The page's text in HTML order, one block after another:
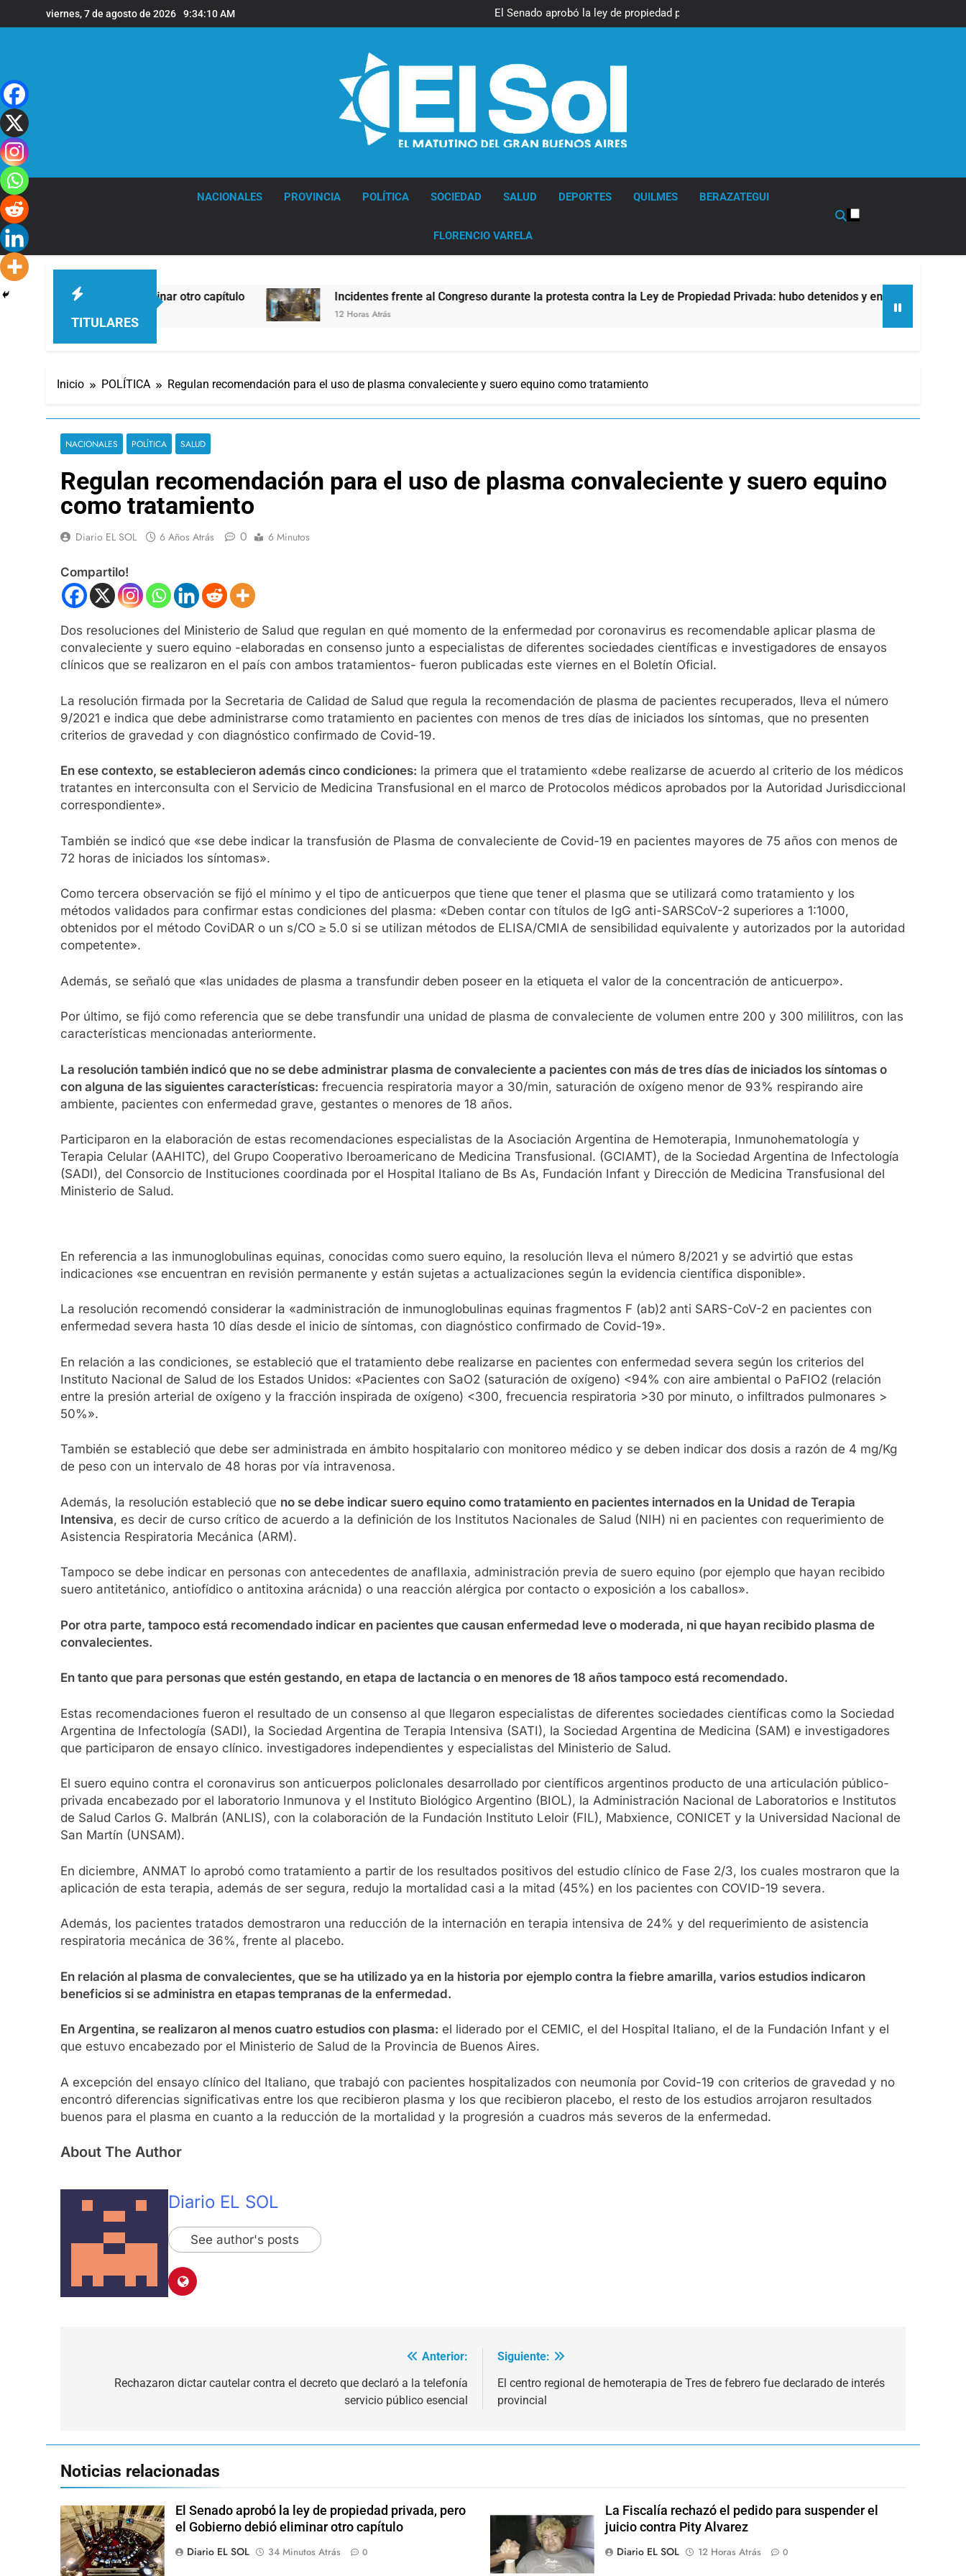
al
viernes, 7 de agosto de 2026 9:34:10 AM
El Senado aprobó la ley de propiedad privada,
pero el Gobierno debió eliminar otro capítulo
NACIONALES PROVINCIA POLÍTICA SOCIEDAD SALUD DEPORTES QUILMES BERAZATEGUI
FLORENCIO VARELA
TITULARES
debió eliminar otro capítulo Incidentes frente al Congreso durante la protesta contra la Ley de Propiedad Privada: hubo detenidos y enfrentamientos
12 Horas Atrás
Inicio POLÍTICA Regulan recomendación para el uso de plasma convaleciente y suero equino como tratamiento
NACIONALES POLÍTICA SALUD
Regulan recomendación para el uso de plasma convaleciente y suero equino
como tratamiento
Diario EL SOL 6 Años Atrás 0 6 Minutos
Compartilo!
Dos resoluciones del Ministerio de Salud que regulan en qué momento de la enfermedad por coronavirus es recomendable aplicar plasma de
convaleciente y suero equino -elaboradas en consenso junto a especialistas de diferentes sociedades científicas e investigadores de ensayos
clínicos que se realizaron en el país con ambos tratamientos- fueron publicadas este viernes en el Boletín Oficial.
La resolución firmada por la Secretaria de Calidad de Salud que regula la recomendación de plasma de pacientes recuperados, lleva el número
9/2021 e indica que debe administrarse como tratamiento en pacientes con menos de tres días de iniciados los síntomas, que no presenten
criterios de gravedad y con diagnóstico confirmado de Covid-19.
En ese contexto, se establecieron además cinco condiciones: la primera que el tratamiento «debe realizarse de acuerdo al criterio de los médicos
tratantes en interconsulta con el Servicio de Medicina Transfusional en el marco de Protocolos médicos aprobados por la Autoridad Jurisdiccional
correspondiente».
También se indicó que «se debe indicar la transfusión de Plasma de convaleciente de Covid-19 en pacientes mayores de 75 años con menos de
72 horas de iniciados los síntomas».
Como tercera observación se fijó el mínimo y el tipo de anticuerpos que tiene que tener el plasma que se utilizará como tratamiento y los
métodos validados para confirmar estas condiciones del plasma: «Deben contar con títulos de IgG anti-SARSCoV-2 superiores a 1:1000,
obtenidos por el método CoviDAR o un s/CO ≥ 5.0 si se utilizan métodos de ELISA/CMIA de sensibilidad equivalente y autorizados por la autoridad
competente».
Además, se señaló que «las unidades de plasma a transfundir deben poseer en la etiqueta el valor de la concentración de anticuerpo».
Por último, se fijó como referencia que se debe transfundir una unidad de plasma de convaleciente de volumen entre 200 y 300 mililitros, con las
características mencionadas anteriormente.
La resolución también indicó que no se debe administrar plasma de convaleciente a pacientes con más de tres días de iniciados los síntomas o
con alguna de las siguientes características: frecuencia respiratoria mayor a 30/min, saturación de oxígeno menor de 93% respirando aire
ambiente, pacientes con enfermedad grave, gestantes o menores de 18 años.
Participaron en la elaboración de estas recomendaciones especialistas de la Asociación Argentina de Hemoterapia, Inmunohematología y
Terapia Celular (AAHITC), del Grupo Cooperativo Iberoamericano de Medicina Transfusional. (GCIAMT), de la Sociedad Argentina de Infectología
(SADI), del Consorcio de Instituciones coordinada por el Hospital Italiano de Bs As, Fundación Infant y Dirección de Medicina Transfusional del
Ministerio de Salud.
En referencia a las inmunoglobulinas equinas, conocidas como suero equino, la resolución lleva el número 8/2021 y se advirtió que estas
indicaciones «se encuentran en revisión permanente y están sujetas a actualizaciones según la evidencia científica disponible».
La resolución recomendó considerar la «administración de inmunoglobulinas equinas fragmentos F (ab)2 anti SARS-CoV-2 en pacientes con
enfermedad severa hasta 10 días desde el inicio de síntomas, con diagnóstico confirmado de Covid-19».
En relación a las condiciones, se estableció que el tratamiento debe realizarse en pacientes con enfermedad severa según los criterios del
Instituto Nacional de Salud de los Estados Unidos: «Pacientes con SaO2 (saturación de oxígeno) <94% con aire ambiental o PaFIO2 (relación
entre la presión arterial de oxígeno y la fracción inspirada de oxígeno) <300, frecuencia respiratoria >30 por minuto, o infiltrados pulmonares >
50%».
También se estableció que debe ser administrada en ámbito hospitalario con monitoreo médico y se deben indicar dos dosis a razón de 4 mg/Kg
de peso con un intervalo de 48 horas por vía intravenosa.
Además, la resolución estableció que no se debe indicar suero equino como tratamiento en pacientes internados en la Unidad de Terapia
Intensiva, es decir de curso crítico de acuerdo a la definición de los Institutos Nacionales de Salud (NIH) ni en pacientes con requerimiento de
Asistencia Respiratoria Mecánica (ARM).
Tampoco se debe indicar en personas con antecedentes de anafIlaxia, administración previa de suero equino (por ejemplo que hayan recibido
suero antitetánico, antiofídico o antitoxina arácnida) o una reacción alérgica por contacto o exposición a los caballos».
Por otra parte, tampoco está recomendado indicar en pacientes que causan enfermedad leve o moderada, ni que hayan recibido plasma de
convalecientes.
En tanto que para personas que estén gestando, en etapa de lactancia o en menores de 18 años tampoco está recomendado.
Estas recomendaciones fueron el resultado de un consenso al que llegaron especialistas de diferentes sociedades científicas como la Sociedad
Argentina de Infectología (SADI), la Sociedad Argentina de Terapia Intensiva (SATI), la Sociedad Argentina de Medicina (SAM) e investigadores
que participaron de ensayo clínico. investigadores independientes y especialistas del Ministerio de Salud.
El suero equino contra el coronavirus son anticuerpos policlonales desarrollado por científicos argentinos producto de una articulación público-
privada encabezado por el laboratorio Inmunova y el Instituto Biológico Argentino (BIOL), la Administración Nacional de Laboratorios e Institutos
de Salud Carlos G. Malbrán (ANLIS), con la colaboración de la Fundación Instituto Leloir (FIL), Mabxience, CONICET y la Universidad Nacional de
San Martín (UNSAM).
En diciembre, ANMAT lo aprobó como tratamiento a partir de los resultados positivos del estudio clínico de Fase 2/3, los cuales mostraron que la
aplicación de esta terapia, además de ser segura, redujo la mortalidad casi a la mitad (45%) en los pacientes con COVID-19 severa.
Además, los pacientes tratados demostraron una reducción de la internación en terapia intensiva de 24% y del requerimiento de asistencia
respiratoria mecánica de 36%, frente al placebo.
En relación al plasma de convalecientes, que se ha utilizado ya en la historia por ejemplo contra la fiebre amarilla, varios estudios indicaron
beneficios si se administra en etapas tempranas de la enfermedad.
En Argentina, se realizaron al menos cuatro estudios con plasma: el liderado por el CEMIC, el del Hospital Italiano, el de la Fundación Infant y el
que estuvo encabezado por el Ministerio de Salud de la Provincia de Buenos Aires.
A excepción del ensayo clínico del Italiano, que trabajó con pacientes hospitalizados con neumonía por Covid-19 con criterios de gravedad y no
encontró diferencias significativas entre los que recibieron plasma y los que recibieron placebo, el resto de los estudios arrojaron resultados
buenos para el plasma en cuanto a la reducción de la mortalidad y la progresión a cuadros más severos de la enfermedad.
About The Author
Diario EL SOL
See author's posts
Anterior:
Rechazaron dictar cautelar contra el decreto que declaró a la telefonía
servicio público esencial
Siguiente:
El centro regional de hemoterapia de Tres de febrero fue declarado de interés
provincial
Noticias relacionadas
El Senado aprobó la ley de propiedad privada, pero
el Gobierno debió eliminar otro capítulo
Diario EL SOL
34 Minutos Atrás 0
La Fiscalía rechazó el pedido para suspender el
juicio contra Pity Alvarez
Diario EL SOL
12 Horas Atrás 0